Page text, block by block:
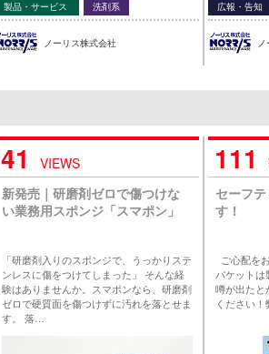
製品・サービス 洗剤系
ノーリス株式会社
広報・告知
41
VIEWS
新発売｜研磨剤ゼロで傷つけな
い業務用スポンジ「スマポン」
「研磨剤入りのスポンジで、うっかりステ
ンレスに傷をつけてしまった」 そんな経
験はありませんか。スマポンなら、研磨剤
ゼロで硬質面を傷つけずに汚れを落とせま
す。 落…
111
セーフ
す！
ご心配を
バケットは
噂が出たと
ください